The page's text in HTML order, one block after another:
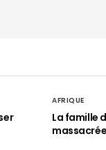
AFRIQUE
La famille
massacrée